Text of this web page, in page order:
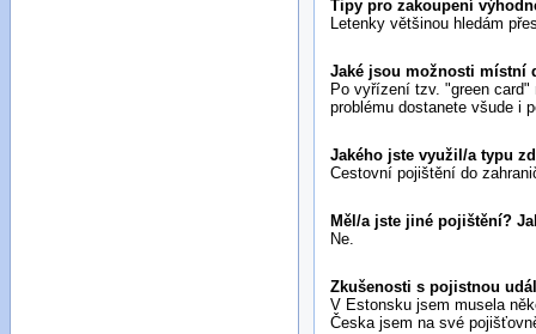
Tipy pro zakoupení
Letenky většinou hledám
Jaké jsou možnosti místní
Po vyřízení tzv. "green
problému dostanete všude i
Jakého jste využil/a typu
Cestovní pojištění do
Měl/a jste jiné pojištění?
Ne.
Zkušenosti s pojistnou
V Estonsku jsem musela
Česka jsem na své